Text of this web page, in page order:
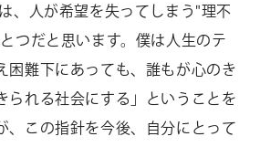
、人が希望を失ってしまう"理不
つだと思います。僕は人生のテ
困難下にあっても、誰もが心のき
られる社会にする」ということを
、この指針を今後、自分にとって